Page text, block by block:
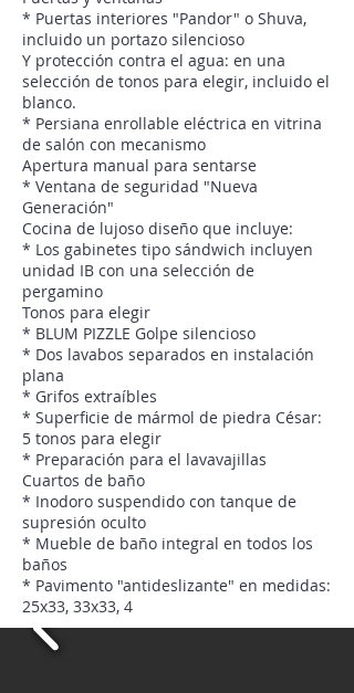
* Puertas interiores "Pandor" o Shuva,
incluido un portazo silencioso
Y protección contra el agua: en una
selección de tonos para elegir, incluido el
blanco.
* Persiana enrollable eléctrica en vitrina
de salón con mecanismo
Apertura manual para sentarse
* Ventana de seguridad "Nueva
Generación"
Cocina de lujoso diseño que incluye:
* Los gabinetes tipo sándwich incluyen
unidad IB con una selección de
pergamino
Tonos para elegir
* BLUM PIZZLE Golpe silencioso
* Dos lavabos separados en instalación
plana
* Grifos extraíbles
* Superficie de mármol de piedra César:
5 tonos para elegir
* Preparación para el lavavajillas
Cuartos de baño
* Inodoro suspendido con tanque de
supresión oculto
* Mueble de baño integral en todos los
baños
* Pavimento "antideslizante" en medidas:
25x33, 33x33, 4